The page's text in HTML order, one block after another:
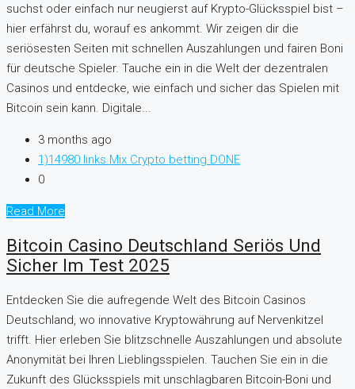
suchst oder einfach nur neugierst auf Krypto-Glücksspiel bist –
hier erfährst du, worauf es ankommt. Wir zeigen dir die
seriösesten Seiten mit schnellen Auszahlungen und fairen Boni
für deutsche Spieler. Tauche ein in die Welt der dezentralen
Casinos und entdecke, wie einfach und sicher das Spielen mit
Bitcoin sein kann. Digitale...
3 months ago
1)14980 links Mix Crypto betting DONE
0
Read More
Bitcoin Casino Deutschland Seriös Und
Sicher Im Test 2025
Entdecken Sie die aufregende Welt des Bitcoin Casinos
Deutschland, wo innovative Kryptowährung auf Nervenkitzel
trifft. Hier erleben Sie blitzschnelle Auszahlungen und absolute
Anonymität bei Ihren Lieblingsspielen. Tauchen Sie ein in die
Zukunft des Glücksspiels mit unschlagbaren Bitcoin-Boni und